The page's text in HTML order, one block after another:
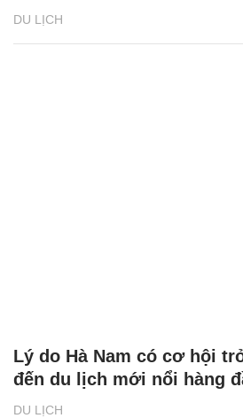
DU LỊCH
DU LỊCH
Lý do Hà Nam có cơ hội
đến du lịch mới nổi hàng